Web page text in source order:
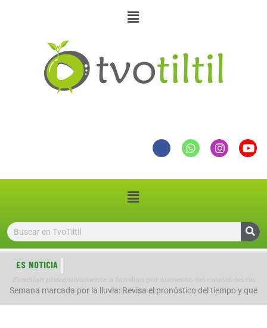
ES NOTICIA
Semana marcada por la lluvia: Revisa el pronóstico del tiempo y que
Polpaico ant